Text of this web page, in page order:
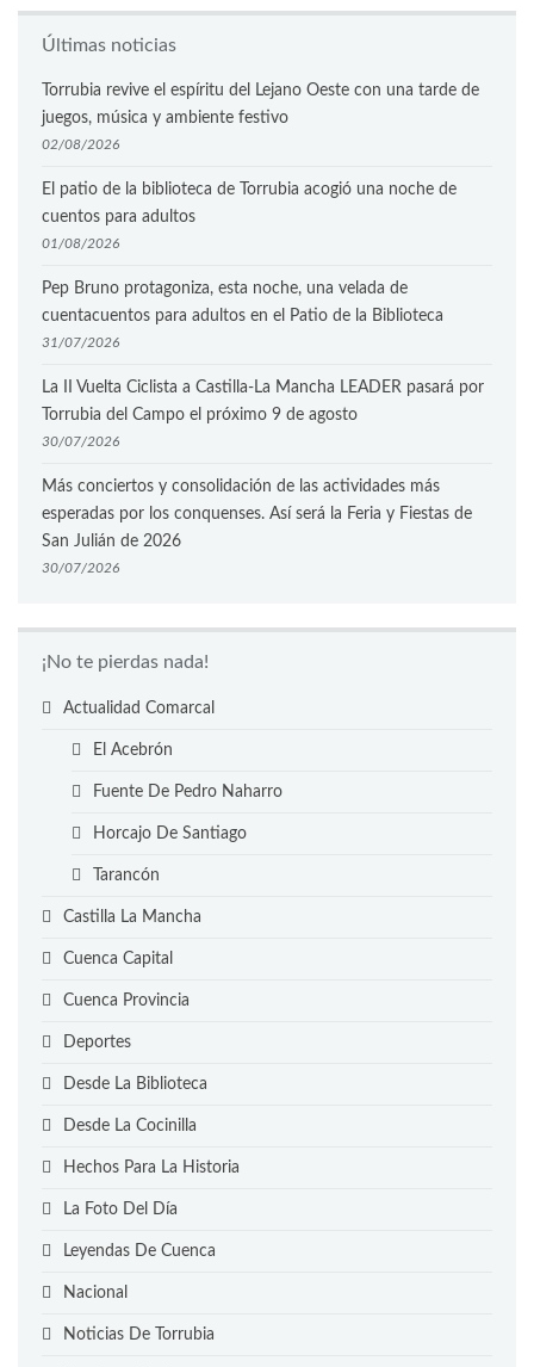
Últimas noticias
Torrubia revive el espíritu del Lejano Oeste con una tarde de
juegos, música y ambiente festivo
02/08/2026
El patio de la biblioteca de Torrubia acogió una noche de
cuentos para adultos
01/08/2026
Pep Bruno protagoniza, esta noche, una velada de
cuentacuentos para adultos en el Patio de la Biblioteca
31/07/2026
La II Vuelta Ciclista a Castilla-La Mancha LEADER pasará por
Torrubia del Campo el próximo 9 de agosto
30/07/2026
Más conciertos y consolidación de las actividades más
esperadas por los conquenses. Así será la Feria y Fiestas de
San Julián de 2026
30/07/2026
¡No te pierdas nada!
Actualidad Comarcal
El Acebrón
Fuente De Pedro Naharro
Horcajo De Santiago
Tarancón
Castilla La Mancha
Cuenca Capital
Cuenca Provincia
Deportes
Desde La Biblioteca
Desde La Cocinilla
Hechos Para La Historia
La Foto Del Día
Leyendas De Cuenca
Nacional
Noticias De Torrubia